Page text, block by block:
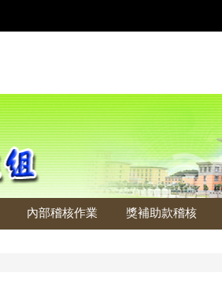
內部稽核作業 獎補助款稽核